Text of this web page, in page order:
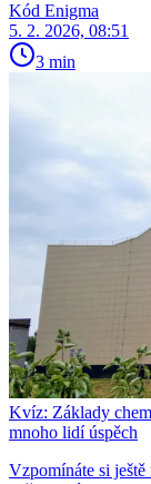
Kód Enigma
5. 2. 2026, 08:51
3 min
Kvíz: Základy
mnoho lidí úspěch
Vzpomínáte si